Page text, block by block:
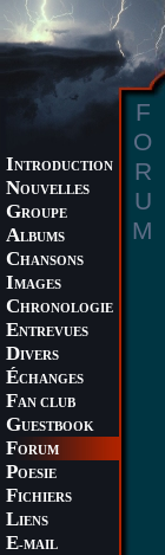
INTRODUCTION
NOUVELLES
GROUPE
ALBUMS
CHANSONS
IMAGES
CHRONOLOGIE
ENTREVUES
DIVERS
ÉCHANGES
FAN CLUB
GUESTBOOK
FORUM
POESIE
FICHIERS
LIENS
E-MAIL
F
O
R
U
M